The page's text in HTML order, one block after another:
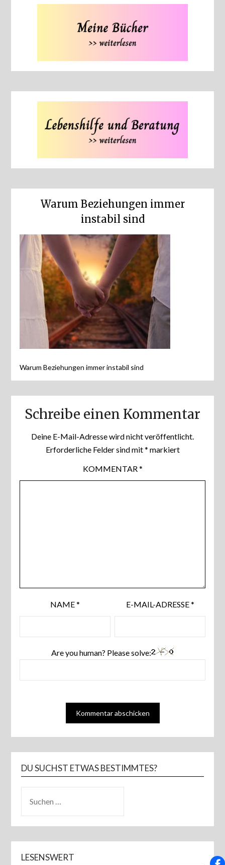
Warum Beziehungen immer
instabil sind
Warum Beziehungen immer instabil sind
Schreibe einen Kommentar
Deine E-Mail-Adresse wird nicht veröffentlicht.
Erforderliche Felder sind mit* markiert
KOMMENTAR*
NAME* E-MAIL-ADRESSE*
Are you human? Please solve:
DU SUCHST ETWAS BESTIMMTES?
NACH:
LESENSWERT